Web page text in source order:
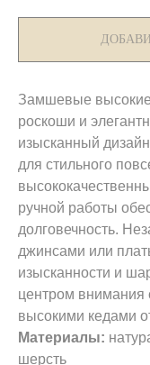
Замшевые
роскоши и
изысканный
для стильного
ручной работы
долговечность.
джинсами или
изысканности и
центром
высокими кедами
Материалы:
шерсть